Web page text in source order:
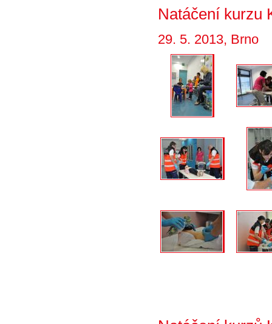
Natáčení kurzu
29. 5. 2013, Brno